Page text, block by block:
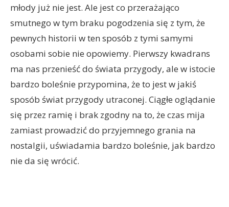
młody już nie jest. Ale jest co przerażająco
smutnego w tym braku pogodzenia się z tym, że
pewnych historii w ten sposób z tymi samymi
osobami sobie nie opowiemy. Pierwszy kwadrans
ma nas przenieść do świata przygody, ale w istocie
bardzo boleśnie przypomina, że to jest w jakiś
sposób świat przygody utraconej. Ciągłe oglądanie
się przez ramię i brak zgodny na to, że czas mija
zamiast prowadzić do przyjemnego grania na
nostalgii, uświadamia bardzo boleśnie, jak bardzo
nie da się wrócić.